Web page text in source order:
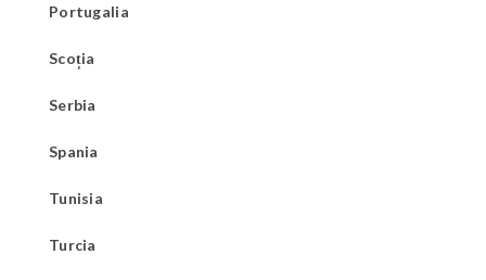
Portugalia
Scoția
Serbia
Spania
Tunisia
Turcia